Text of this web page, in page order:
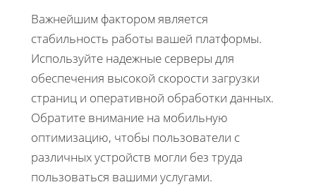
Важнейшим фактором является
стабильность работы вашей платформы.
Используйте надежные серверы для
обеспечения высокой скорости загрузки
страниц и оперативной обработки данных.
Обратите внимание на мобильную
оптимизацию, чтобы пользователи с
различных устройств могли без труда
пользоваться вашими услугами.